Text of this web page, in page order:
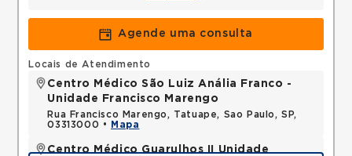
Agende uma consulta
Locais de Atendimento
Centro Médico São Luiz Anália Franco -
Unidade Francisco Marengo
Rua Francisco Marengo, Tatuape, Sao Paulo, SP,
03313000 •
Mapa
Centro Médico Guarulhos II Unidade